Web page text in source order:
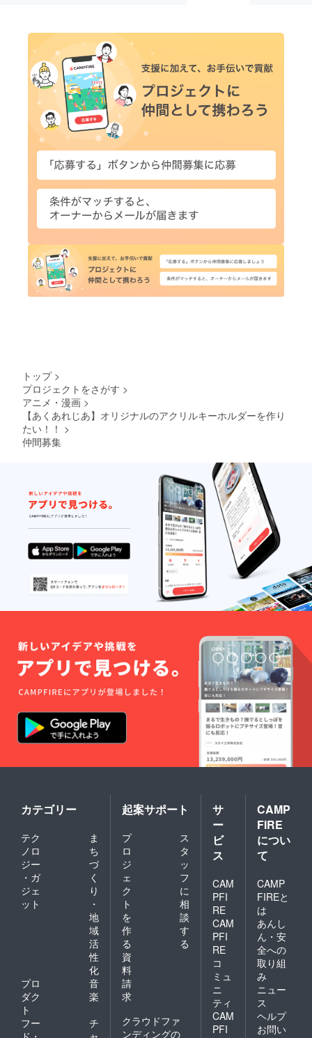
トップ >
プロジェクトをさがす >
アニメ・漫画 >
【あくあれじあ】オリジナルのアクリルキーホルダーを作り
たい！！ >
仲間募集
カテゴリー
テク
ノロ
ジー
・ガ
ジェ
ット
ま
ち
づ
く
り
・
地
域
活
性
化
プロ
ダク
ト
音
楽
フー
チ
起案サポート
プ
ロ
ジ
ェ
ク
ト
を
作
る
ス
タ
ッ
フ
に
相
談
す
る
資
料
請
求
クラウドファ
ンディングの
サ
ー
ビ
ス
CAM
PFI
RE
CAM
PFI
RE
コ
ミュ
ニ
ティ
CAM
PFI
CAMP
FIRE
につい
て
CAMP
FIREと
は
あんし
ん・安
全への
取り組
み
ニュー
ス
ヘルプ
お問い